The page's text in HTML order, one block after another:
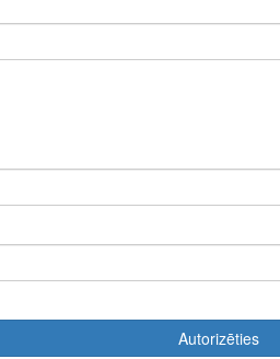
Autorizēties